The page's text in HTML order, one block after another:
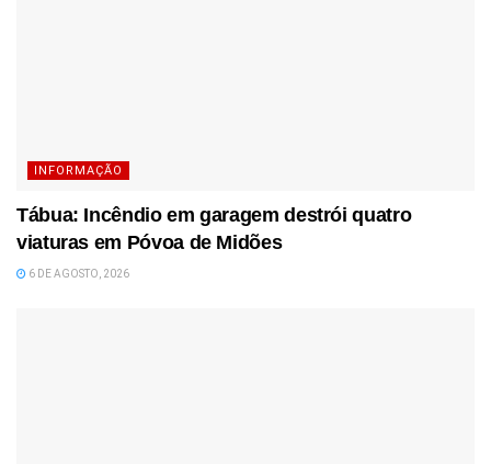
INFORMAÇÃO
Tábua: Incêndio em garagem destrói quatro
viaturas em Póvoa de Midões
6 DE AGOSTO, 2026